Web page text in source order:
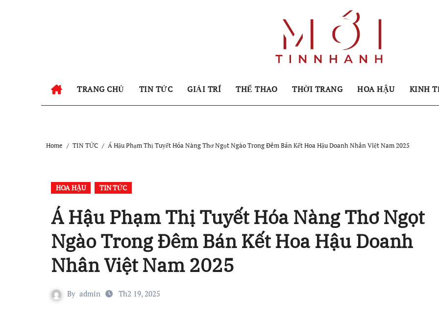
TRANG CHỦ TIN TỨC GIẢI TRÍ THỂ THAO THỜI TRANG HOA HẬU KINH
Home TIN TỨC Á Hậu Phạm Thị Tuyết Hóa Nàng Thơ Ngọt Ngào Trong Đêm Bán Kết Hoa Hậu Doanh Nhân Việt Nam 2025
HOA HẬU TIN TỨC
Á Hậu Phạm Thị Tuyết Hóa Nàng Thơ Ngọt
Ngào Trong Đêm Bán Kết Hoa Hậu Doanh
Nhân Việt Nam 2025
By admin Th2 19, 2025